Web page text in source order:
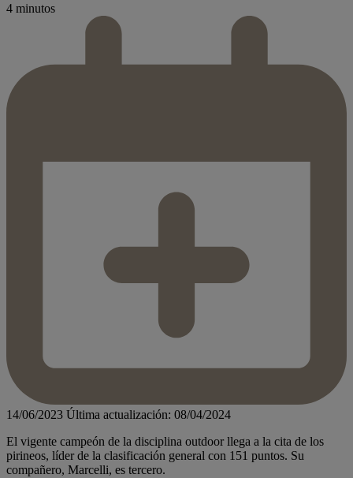
4 minutos
14/06/2023 Última actualización: 08/04/2024
El vigente campeón de la disciplina outdoor llega a la cita de los
pirineos, líder de la clasificación general con 151 puntos. Su
compañero, Marcelli, es tercero.